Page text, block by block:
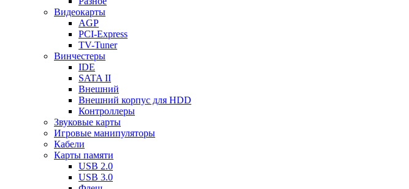
Видеокарты
AGP
PCI-Express
TV-Tuner
Винчестеры
IDE
SATA II
Внешний
Внешний корпус для HDD
Контроллеры
Звуковые карты
Игровые манипуляторы
Кабели
Карты памяти
USB 2.0
USB 3.0